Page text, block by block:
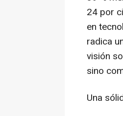
24 por
en
radica
visión
sino
Una